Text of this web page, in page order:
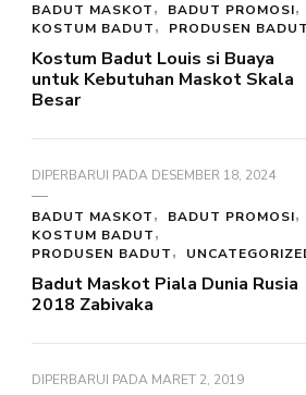
BADUT MASKOT
BADUT PROMOSI
KOSTUM BADUT
PRODUSEN BADUT
Kostum Badut Louis si Buaya
untuk Kebutuhan Maskot Skala
Besar
DIPERBARUI PADA DESEMBER 18, 2024
BADUT MASKOT
BADUT PROMOSI
KOSTUM BADUT
PRODUSEN BADUT
Badut Maskot Piala Dunia Rusia
2018 Zabivaka
DIPERBARUI PADA MARET 2, 2019